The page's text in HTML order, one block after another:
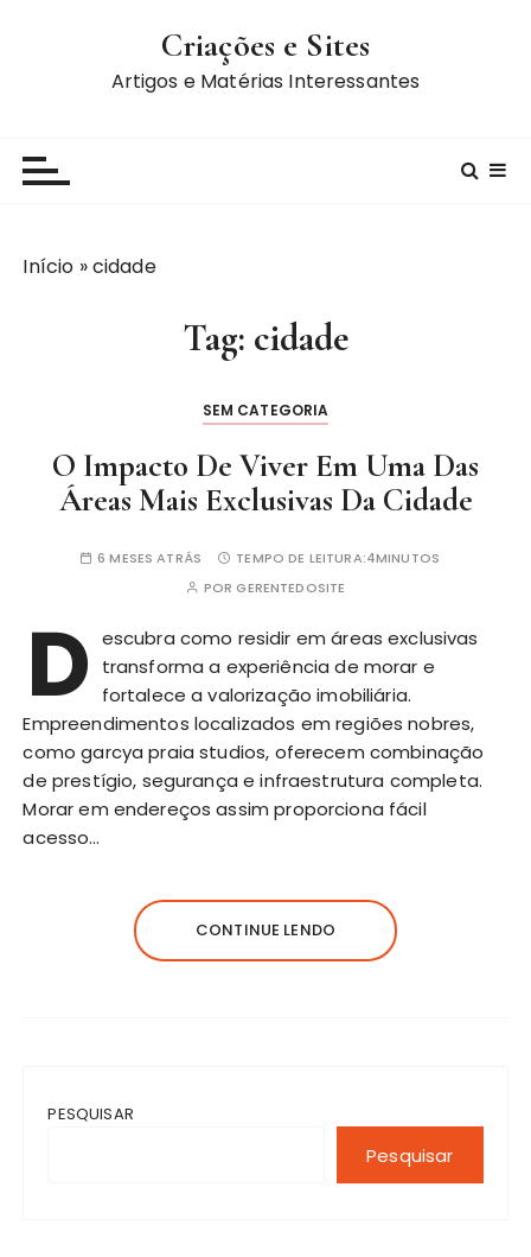
Criações e Sites
Artigos e Matérias Interessantes
Início »cidade
Tag: cidade
SEM CATEGORIA
O Impacto De Viver Em Uma Das
Áreas Mais Exclusivas Da Cidade
6 MESES ATRÁS TEMPO DE LEITURA:4MINUTOS
PORGERENTEDOSITE
D escubra como residir em áreas exclusivas
transforma a experiência de morar e
fortalece a valorização imobiliária.
Empreendimentos localizados em regiões nobres,
como garcya praia studios, oferecem combinação
de prestígio, segurança e infraestrutura completa.
Morar em endereços assim proporciona fácil
acesso…
CONTINUE LENDO
PESQUISAR
Pesquisar